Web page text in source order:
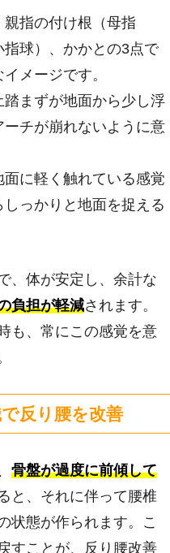
親指の付け根（母指
球）、かかとの3点で
メージです。
まずが地面から少し浮
チが崩れないように意
に軽く触れている感覚
っかりと地面を捉える
、体が安定し、余計な
負担が軽減されます。
も、常にこの感覚を意
反り腰を改善
骨盤が過度に前傾して
と、それに伴って腰椎
状態が作られます。こ
すことが、反り腰改善